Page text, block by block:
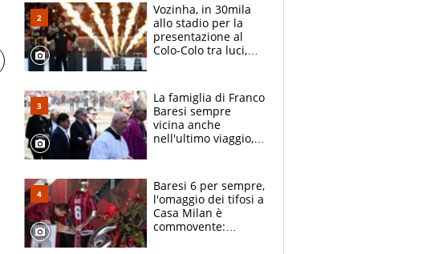
Vozinha, in 30mila
allo stadio per la
presentazione al
Colo-Colo tra luci,
La famiglia di Franco
Baresi sempre
vicina anche
nell'ultimo viaggio,
circondati
dall'affetto dei tifosi
Baresi 6 per sempre,
l'omaggio dei tifosi a
Casa Milan è
commovente: